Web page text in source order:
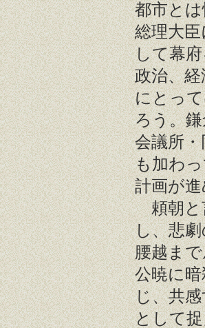
都市と
総理大
して幕
政治、
にとっ
ろう。
会議所
も加わ
計画が
頼朝と
し、悲
腰越ま
公暁に
じ、共
として